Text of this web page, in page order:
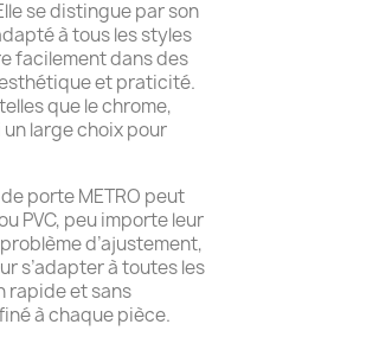
se distingue par son
à tous les styles
facilement dans des
et praticité.
que le chrome,
large choix pour
porte METRO peut
PVC, peu importe leur
d’ajustement,
s’adapter à toutes les
rapide et sans
à chaque pièce.